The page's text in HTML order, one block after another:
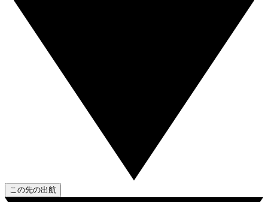
この先の出航